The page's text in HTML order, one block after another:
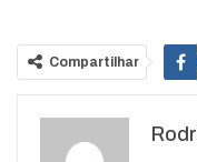
Compartilhar
WhatsApp